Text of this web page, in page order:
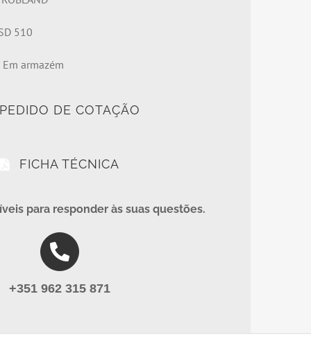
510
Em armazém
PEDIDO DE COTAÇÃO
FICHA TÉCNICA
para responder às suas questões.
+351 962 315 871